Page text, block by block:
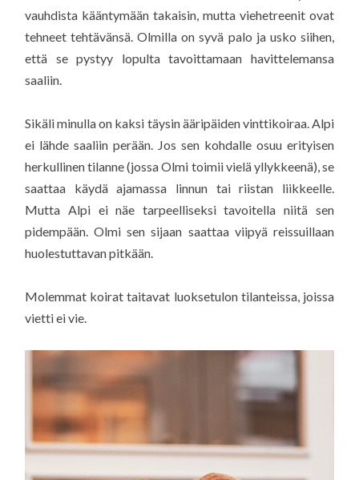
vauhdista kääntymään takaisin, mutta viehetreenit ovat
tehneet tehtävänsä. Olmilla on syvä palo ja usko siihen,
että se pystyy lopulta tavoittamaan havittelemansa
saaliin.
Sikäli minulla on kaksi täysin ääripäiden vinttikoiraa. Alpi
ei lähde saaliin perään. Jos sen kohdalle osuu erityisen
herkullinen tilanne (jossa Olmi toimii vielä yllykkeenä), se
saattaa käydä ajamassa linnun tai riistan liikkeelle.
Mutta Alpi ei näe tarpeelliseksi tavoitella niitä sen
pidempään. Olmi sen sijaan saattaa viipyä reissuillaan
huolestuttavan pitkään.
Molemmat koirat taitavat luoksetulon tilanteissa, joissa
vietti ei vie.